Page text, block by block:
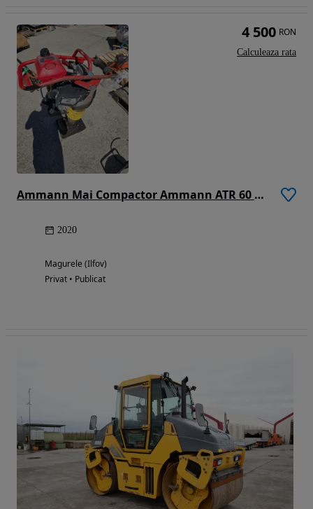
Ammann Mai Compactor Ammann ATR 60 P - An 2020 - Stare Excelenta - Honda GXR 120
2020
Magurele (Ilfov)
Privat • Publicat
4 500 RON
Calculeaza rata